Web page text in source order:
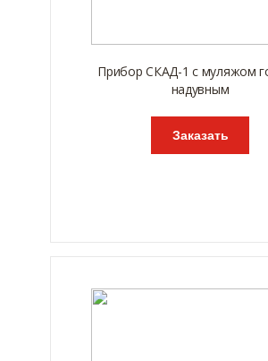
Прибор СКАД-1 с муляжом
надувным
Заказать